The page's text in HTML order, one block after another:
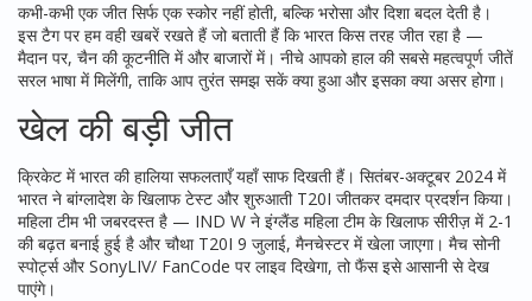
कभी-कभी एक जीत सिर्फ एक स्कोर नहीं होती, बल्कि भरोसा और दिशा बदल देती है।
इस टैग पर हम वही खबरें रखते हैं जो बताती हैं कि भारत किस तरह जीत रहा है —
मैदान पर, चैन की कूटनीति में और बाजारों में। नीचे आपको हाल की सबसे महत्वपूर्ण जीतें
सरल भाषा में मिलेंगी, ताकि आप तुरंत समझ सकें क्या हुआ और इसका क्या असर होगा।
खेल की बड़ी जीत
क्रिकेट में भारत की हालिया सफलताएँ यहाँ साफ दिखती हैं। सितंबर-अक्टूबर 2024 में
भारत ने बांग्लादेश के खिलाफ टेस्ट और शुरुआती T20I जीतकर दमदार प्रदर्शन किया।
महिला टीम भी जबरदस्त है — IND W ने इंग्लैंड महिला टीम के खिलाफ सीरीज़ में 2-1
की बढ़त बनाई हुई है और चौथा T20I 9 जुलाई, मैनचेस्टर में खेला जाएगा। मैच सोनी
स्पोर्ट्स और SonyLIV/ FanCode पर लाइव दिखेगा, तो फैंस इसे आसानी से देख
पाएंगे।